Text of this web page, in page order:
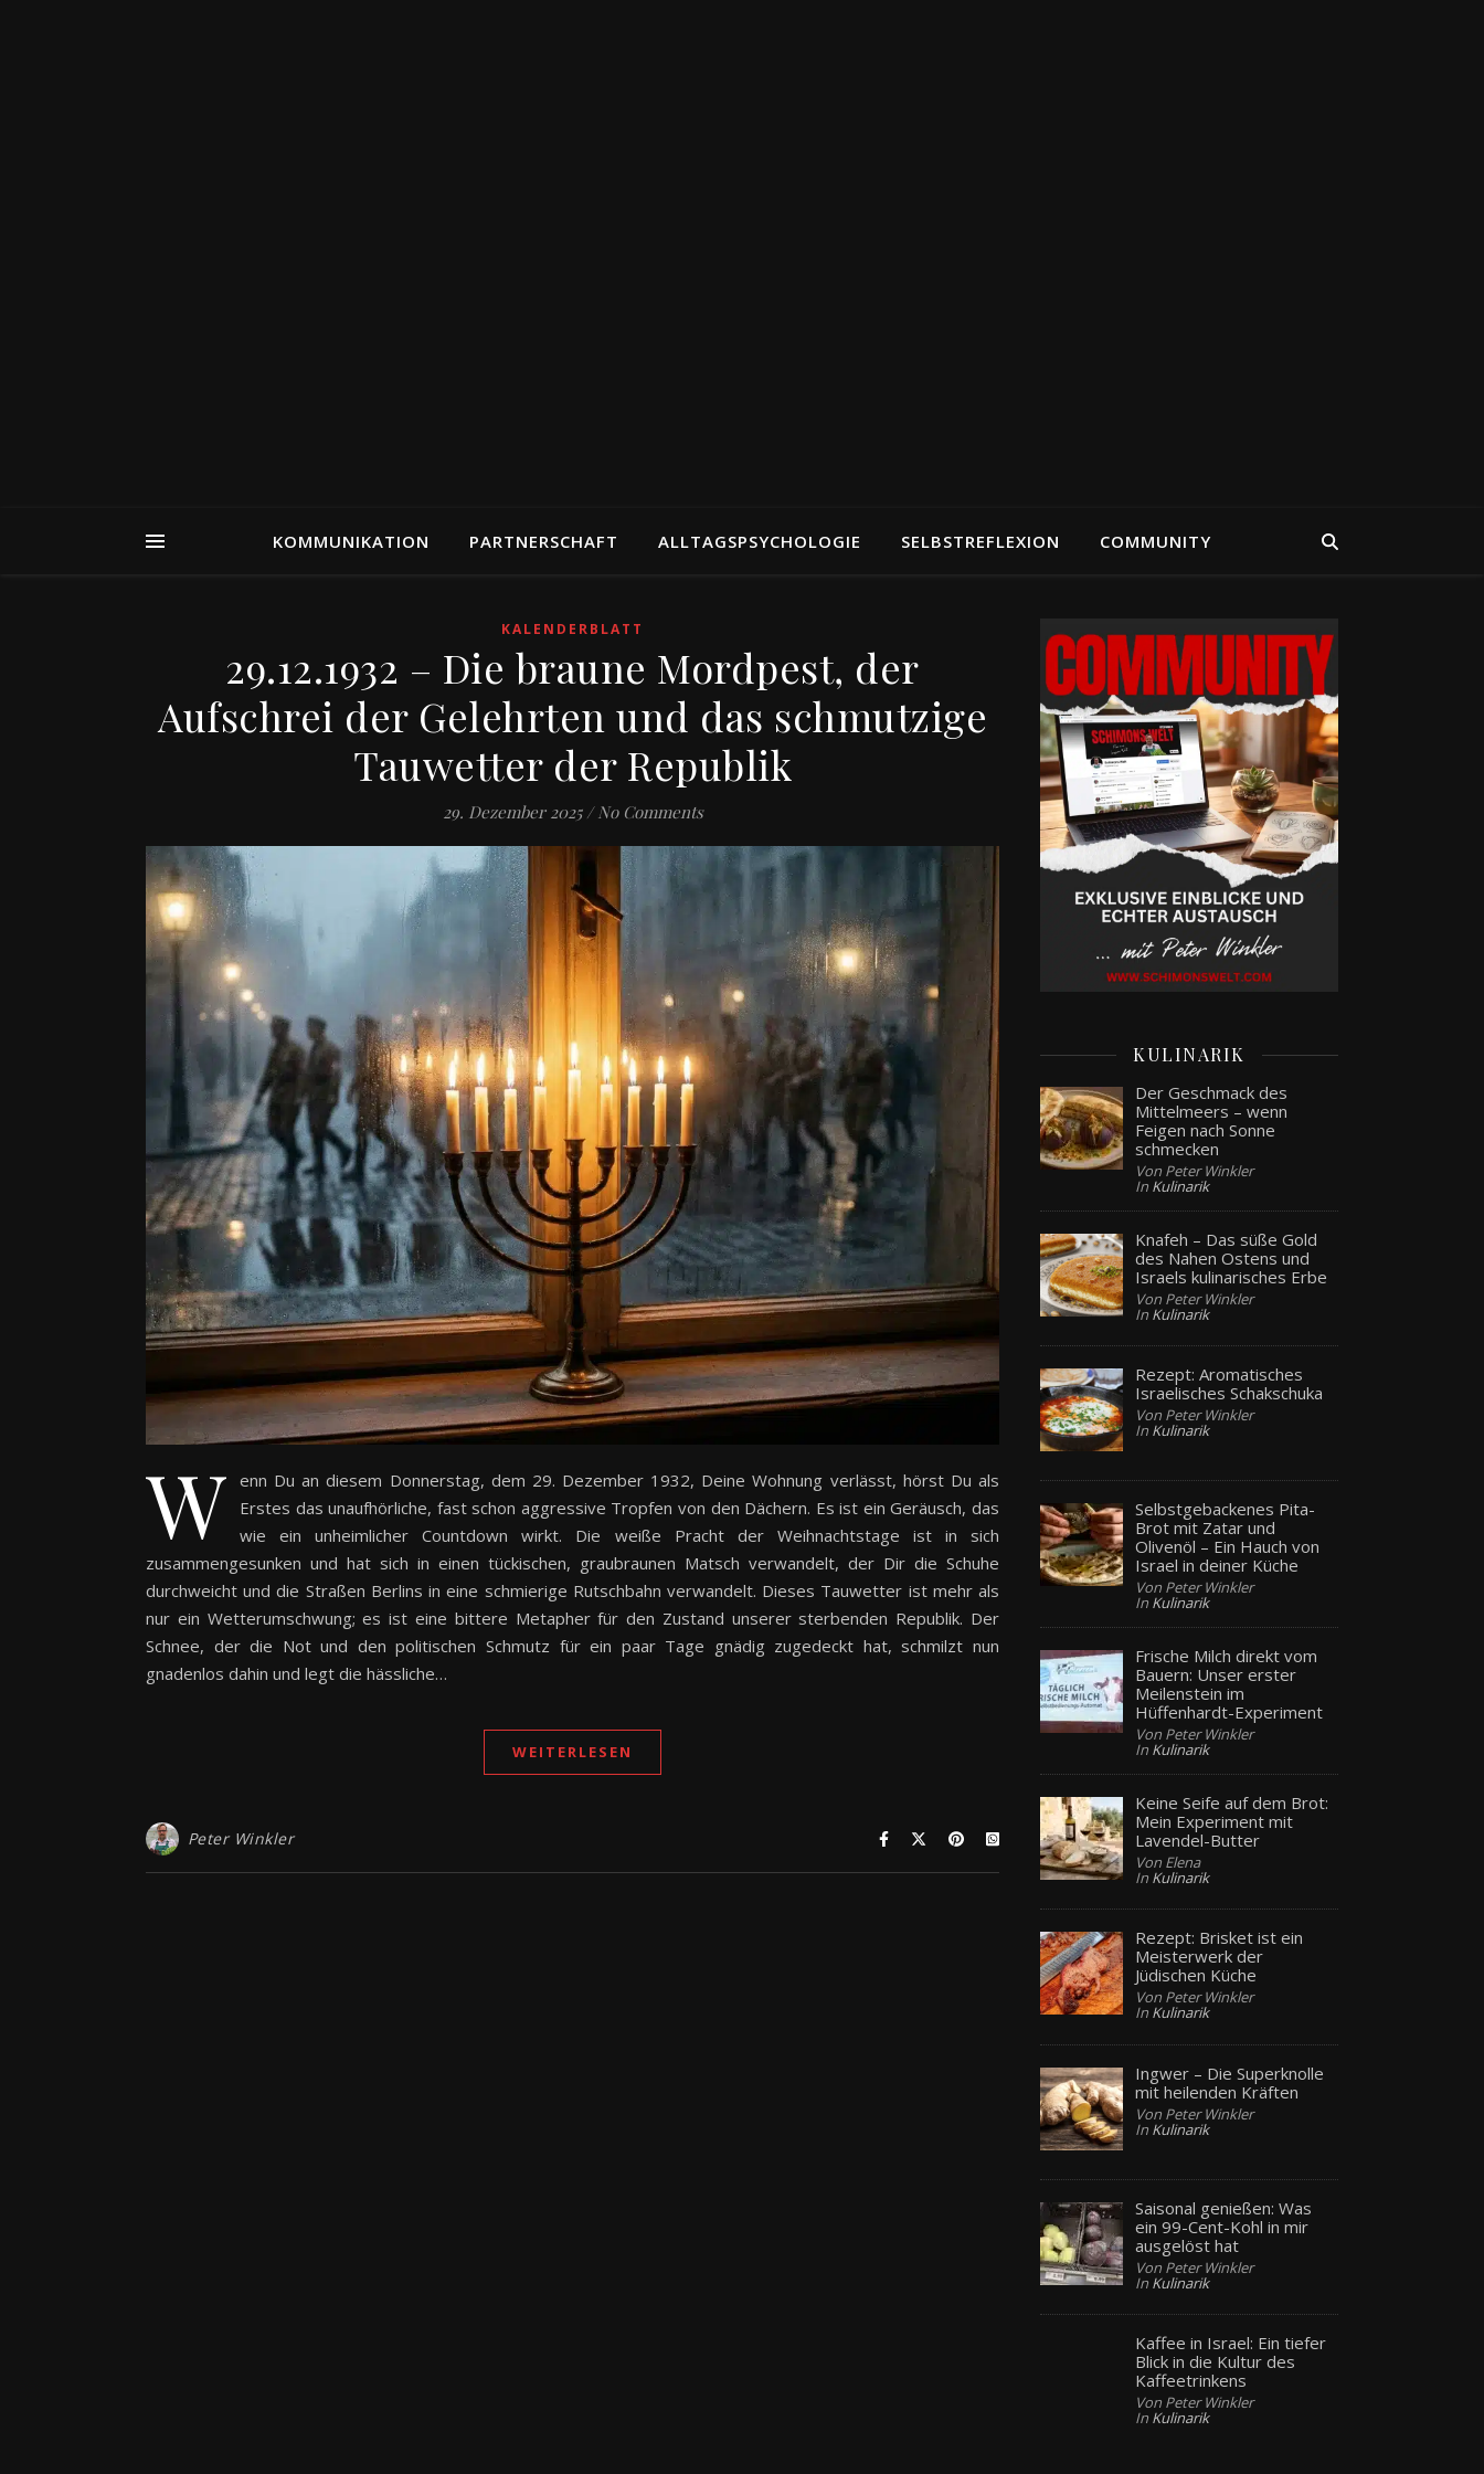
KOMMUNIKATION PARTNERSCHAFT ALLTAGSPSYCHOLOGIE SELBSTREFLEXION COMMUNITY
KALENDERBLATT
29.12.1932 – Die braune Mordpest, der
Aufschrei der Gelehrten und das schmutzige
Tauwetter der Republik
29. Dezember 2025 / No Comments
W enn Du an diesem Donnerstag, dem 29. Dezember 1932, Deine Wohnung verlässt, hörst Du als
Erstes das unaufhörliche, fast schon aggressive Tropfen von den Dächern. Es ist ein Geräusch, das
wie ein unheimlicher Countdown wirkt. Die weiße Pracht der Weihnachtstage ist in sich
zusammengesunken und hat sich in einen tückischen, graubraunen Matsch verwandelt, der Dir die Schuhe
durchweicht und die Straßen Berlins in eine schmierige Rutschbahn verwandelt. Dieses Tauwetter ist mehr als
nur ein Wetterumschwung; es ist eine bittere Metapher für den Zustand unserer sterbenden Republik. Der
Schnee, der die Not und den politischen Schmutz für ein paar Tage gnädig zugedeckt hat, schmilzt nun
gnadenlos dahin und legt die hässliche…
WEITERLESEN
Peter Winkler
KULINARIK
Der Geschmack des
Mittelmeers – wenn
Feigen nach Sonne
schmecken
Von Peter Winkler
In Kulinarik
Knafeh – Das süße Gold
des Nahen Ostens und
Israels kulinarisches Erbe
Von Peter Winkler
In Kulinarik
Rezept: Aromatisches
Israelisches Schakschuka
Von Peter Winkler
In Kulinarik
Selbstgebackenes Pita-
Brot mit Zatar und
Olivenöl – Ein Hauch von
Israel in deiner Küche
Von Peter Winkler
In Kulinarik
Frische Milch direkt vom
Bauern: Unser erster
Meilenstein im
Hüffenhardt-Experiment
Von Peter Winkler
In Kulinarik
Keine Seife auf dem Brot:
Mein Experiment mit
Lavendel-Butter
Von Elena
In Kulinarik
Rezept: Brisket ist ein
Meisterwerk der
Jüdischen Küche
Von Peter Winkler
In Kulinarik
Ingwer – Die Superknolle
mit heilenden Kräften
Von Peter Winkler
In Kulinarik
Saisonal genießen: Was
ein 99-Cent-Kohl in mir
ausgelöst hat
Von Peter Winkler
In Kulinarik
Kaffee in Israel: Ein tiefer
Blick in die Kultur des
Kaffeetrinkens
Von Peter Winkler
In Kulinarik